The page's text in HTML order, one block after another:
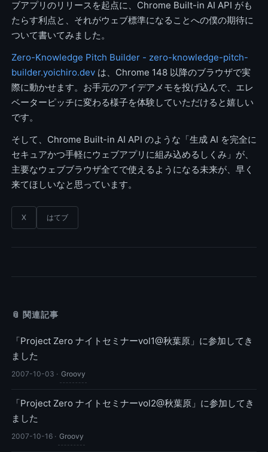
ブアプリのリリースを起点に、Chrome Built-in AI API がも
たらす利点と、それがウェブ標準になることへの僕の期待に
ついて書いてみました。
Zero-Knowledge Pitch Builder - zero-knowledge-pitch-
builder.yoichiro.devは、Chrome 148 以降のブラウザで実
際に動かせます。お手元のアイデアメモを投げ込んで、エレ
ベーターピッチに変わる様子を体験していただけると嬉しい
です。
そして、Chrome Built-in AI API のような「生成 AI を完全に
セキュアかつ手軽にウェブアプリに組み込めるしくみ」が、
主要なウェブブラウザ全てで使えるようになる未来が、早く
来てほしいなと思っています。
X はてブ
📎 関連記事
「Project Zero ナイトセミナーvol1@秋葉原」に参加してき
ました
2007-10-03 · Groovy
「Project Zero ナイトセミナーvol2@秋葉原」に参加してき
ました
2007-10-16· Groovy